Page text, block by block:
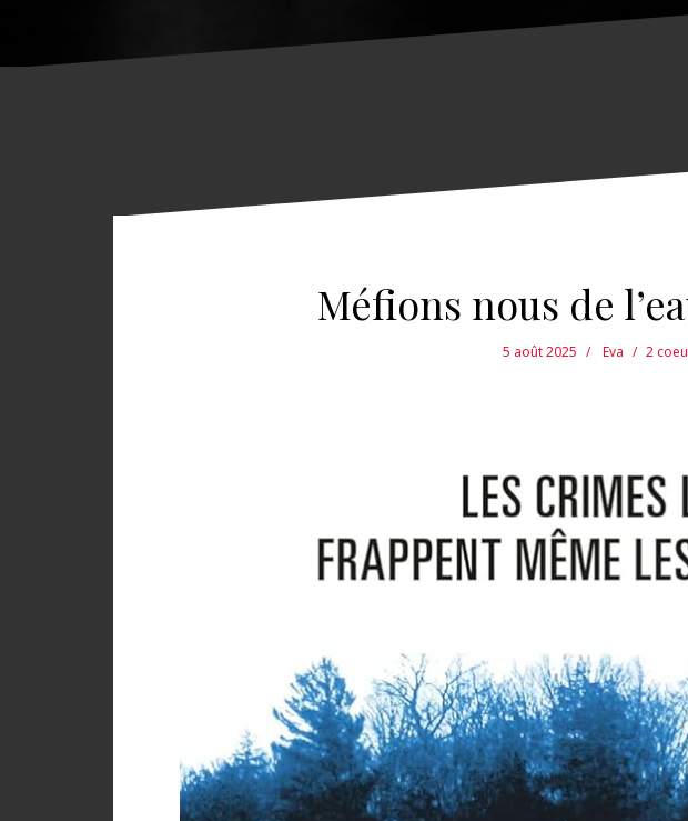
Méfions nous de
5 août 2025 Eva 2